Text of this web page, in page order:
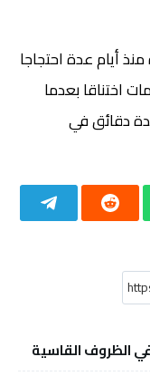
أيام عدة احتجاجا
اختناقا بعدما
دقائق في
الظروف القاسية